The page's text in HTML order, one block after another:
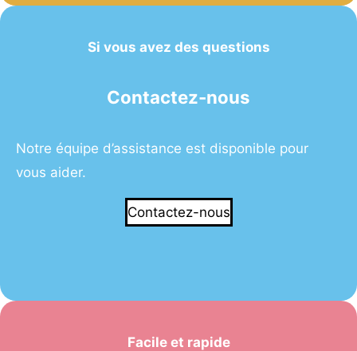
Si vous avez des questions
Contactez-nous
Notre équipe d’assistance est disponible pour
vous aider.
Contactez-nous
Facile et rapide